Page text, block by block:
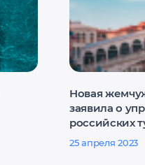
25 апреля 2023
Новая
заявила о
российских
цены